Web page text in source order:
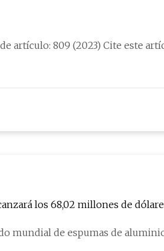
809 (2023) Cite este
los 68,02 millones de
mundial de espumas de